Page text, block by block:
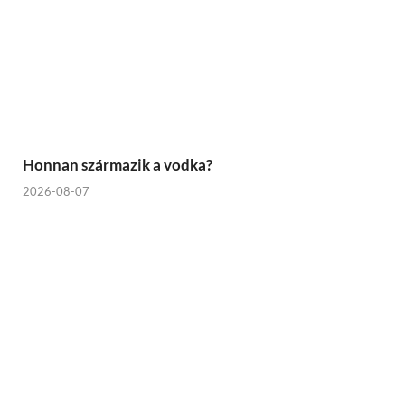
Honnan származik a vodka?
2026-08-07